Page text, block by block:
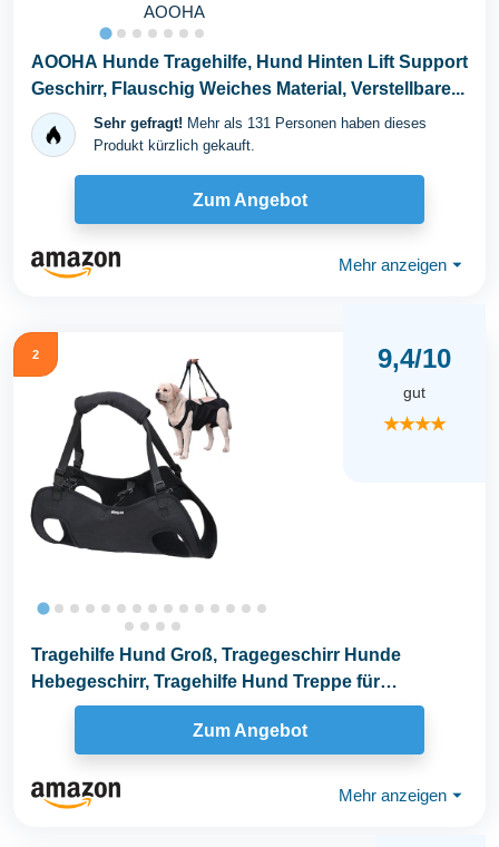
AOOHA
AOOHA Hunde Tragehilfe, Hund Hinten Lift Support
Geschirr, Flauschig Weiches Material, Verstellbare...
Sehr gefragt! Mehr als 131 Personen haben dieses
Produkt kürzlich gekauft.
Zum Angebot
Mehr anzeigen ⏷
2 9,4/10
gut
★★★★
Tragehilfe Hund Groß, Tragegeschirr Hunde
Hebegeschirr, Tragehilfe Hund Treppe für
Behinderte...
Zum Angebot
Mehr anzeigen ⏷